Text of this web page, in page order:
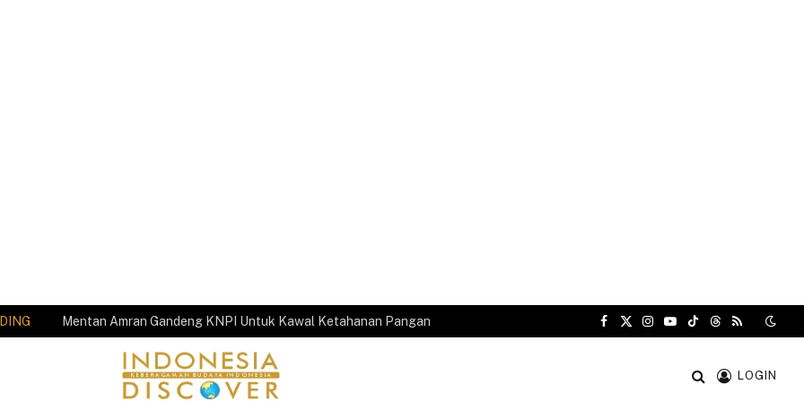
Mentan Amran Gandeng KNPI Untuk Kawal Ketahanan Pangan
Facebook
X
Instagram
YouTube
TikTokThreads
RSS
LOGIN